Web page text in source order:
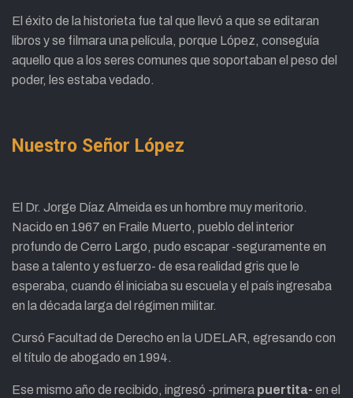
El éxito de la historieta fue tal que llevó a que se editaran
libros y se filmara una película, porque López, conseguía
aquello que a los seres comunes que soportaban el peso del
poder, les estaba vedado.
Nuestro Señor López
El Dr. Jorge Díaz Almeida es un hombre muy meritorio.
Nacido en 1967 en Fraile Muerto, pueblo del interior
profundo de Cerro Largo, pudo escapar -seguramente en
base a talento y esfuerzo- de esa realidad gris que le
esperaba, cuando él iniciaba su escuela y el país ingresaba
en la década larga del régimen militar.
Cursó Facultad de Derecho en la UDELAR, egresando con
el título de abogado en 1994.
Ese mismo año de recibido, ingresó -primera puertita- en el